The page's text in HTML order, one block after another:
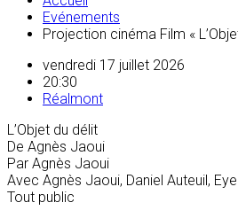
Evénements
Projection cinéma Film «
vendredi 17 juillet 2026
20:30
Réalmont
L’Objet du délit
De Agnès Jaoui
Par Agnès Jaoui
Avec Agnès Jaoui, Daniel Auteuil,
Tout public